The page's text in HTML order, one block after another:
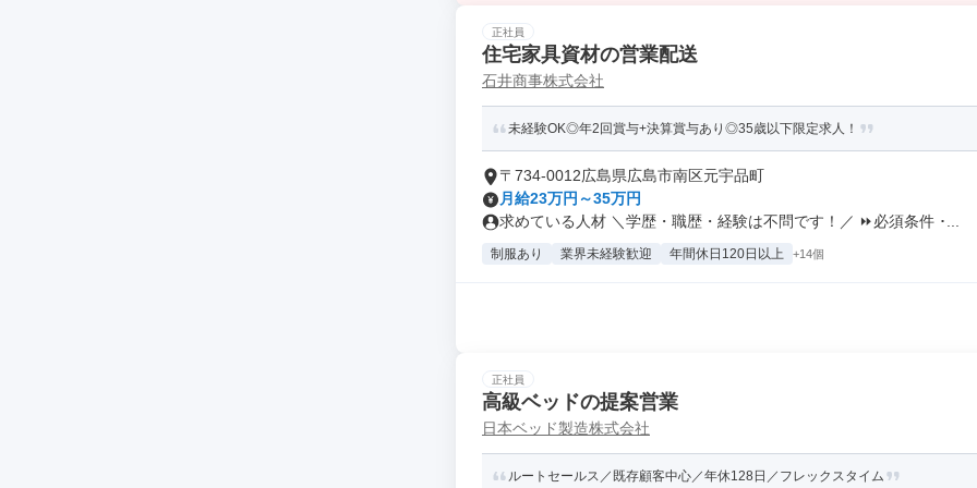
正社員
住宅家具資材の営業配送
石井商事株式会社
未経験OK◎年2回賞与+決算賞与あり◎35歳以下限定求人！
〒734-0012広島県広島市南区元宇品町
月給23万円～35万円
求めている人材 ＼学歴・職歴・経験は不問です！／ ⏩必須条件 ･...
制服あり 業界未経験歓迎 年間休日120日以上 +14個
正社員
高級ベッドの提案営業
日本ベッド製造株式会社
ルートセールス／既存顧客中心／年休128日／フレックスタイム